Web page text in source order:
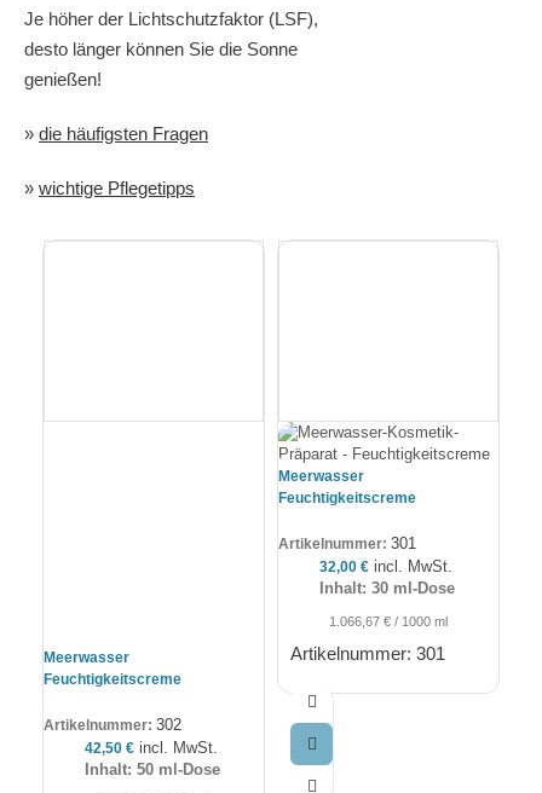
Je höher der Lichtschutzfaktor (LSF),
desto länger können Sie die Sonne
genießen!
» die häufigsten Fragen
» wichtige Pflegetipps
Meerwasser
Feuchtigkeitscreme
Artikelnummer: 302
42,50 € incl. MwSt.
Inhalt: 50 ml-Dose
Meerwasser
Feuchtigkeitscreme
Artikelnummer: 301
32,00 € incl. MwSt.
Inhalt: 30 ml-Dose
1.066,67 € / 1000 ml
Artikelnummer: 301